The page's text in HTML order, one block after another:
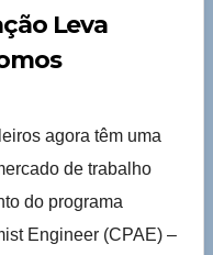
Leva
agora têm uma
de trabalho
do programa
Engineer (CPAE) –